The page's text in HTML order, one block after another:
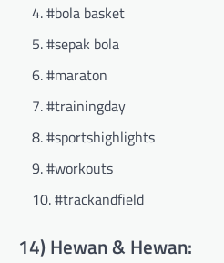
#bola basket
#sepak bola
#maraton
#trainingday
#sportshighlights
#workouts
#trackandfield
14) Hewan & Hewan: